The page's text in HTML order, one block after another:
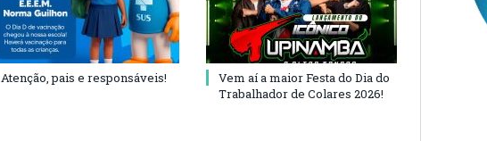
Atenção, pais e responsáveis!
Vem aí a maior Festa do Dia do
Trabalhador de Colares 2026!